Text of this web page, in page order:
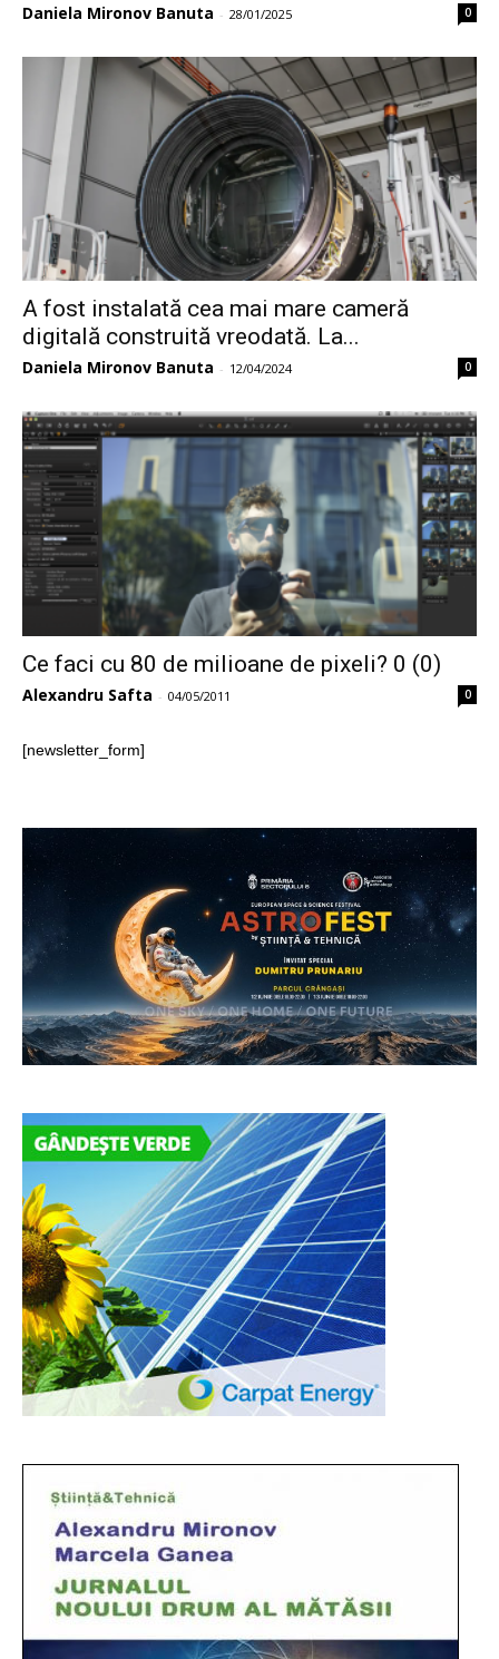
Daniela Mironov Banuta - 28/01/2025 0
A fost instalată cea mai mare cameră
digitală construită vreodată. La...
Daniela Mironov Banuta - 12/04/2024 0
Ce faci cu 80 de milioane de pixeli? 0 (0)
Alexandru Safta - 04/05/2011 0
[newsletter_form]